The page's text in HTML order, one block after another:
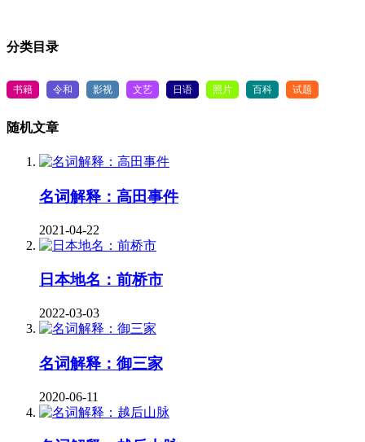
分类目录
书籍 令和 影视 文艺 日语 照片 百科 试题
随机文章
名词解释：高田事件
2021-04-22
日本地名：前桥市
2022-03-03
名词解释：御三家
2020-06-11